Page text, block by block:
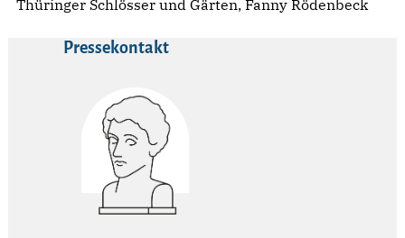
Thüringer Schlösser und Gärten, Fanny Rödenbeck
Pressekontakt